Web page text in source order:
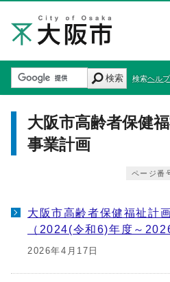
検索 検索ヘルプ
大阪市高齢者保健
事業計画
ページ
大阪市高齢者保健福祉計
（2024(令和6)年度～
2026年4月17日